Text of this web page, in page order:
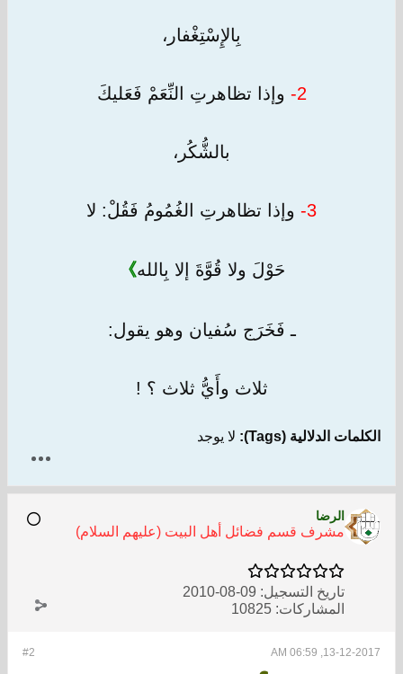
بِالإِسْتِغْفار،
2- وإذا تظاهرتِ النِّعَمْ فَعَليكَ
بالشُّكُر،
3- وإذا تظاهرتِ الغُمُومُ فَقُلْ: لا
حَوْلَ ولا قُوَّةَ إلا بِالله》
ـ فَخَرَج سُفيان وهو يقول:
ثلاث وأَيُّ ثلاث ؟ !
الكلمات الدلالية (Tags): لا يوجد
الرضا
مشرف قسم فضائل أهل البيت (عليهم السلام)
تاريخ التسجيل: 09-08-2010
المشاركات: 10825
#2 13-12-2017, 06:59 AM